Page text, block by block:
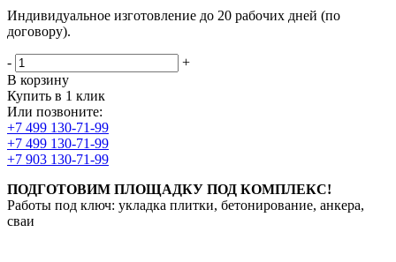
Индивидуальное изготовление до 20 рабочих дней (по
договору).
-
+
В корзину
Купить в 1 клик
Или позвоните:
+7 499 130-71-99
+7 499 130-71-99
+7 903 130-71-99
ПОДГОТОВИМ ПЛОЩАДКУ ПОД КОМПЛЕКС!
Работы под ключ: укладка плитки, бетонирование, анкера,
сваи